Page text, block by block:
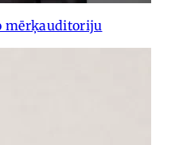
mērķauditoriju